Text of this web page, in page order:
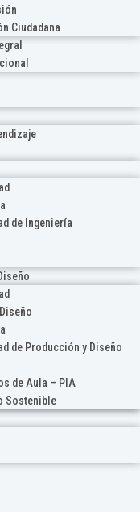
Ciudadana
de Ingeniería
de Producción y Diseño
de Aula – PIA
Sostenible